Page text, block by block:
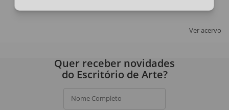
Ver acervo
Quer receber novidades
do Escritório de Arte?
Nome Completo